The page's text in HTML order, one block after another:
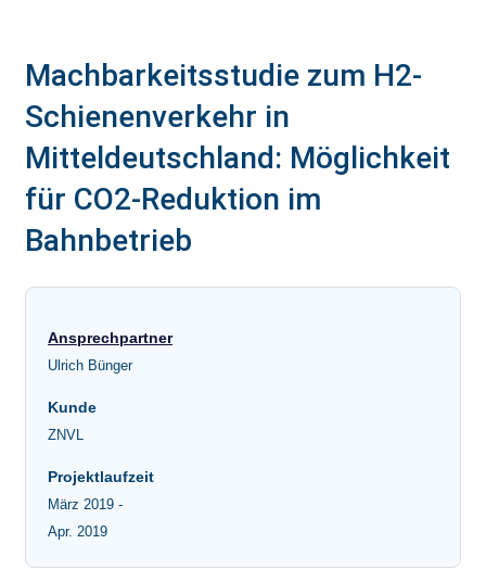
Machbarkeitsstudie zum H2-
Schienenverkehr in
Mitteldeutschland: Möglichkeit
für CO2-Reduktion im
Bahnbetrieb
Ansprechpartner
Ulrich Bünger
Kunde
ZNVL
Projektlaufzeit
März 2019 -
Apr. 2019